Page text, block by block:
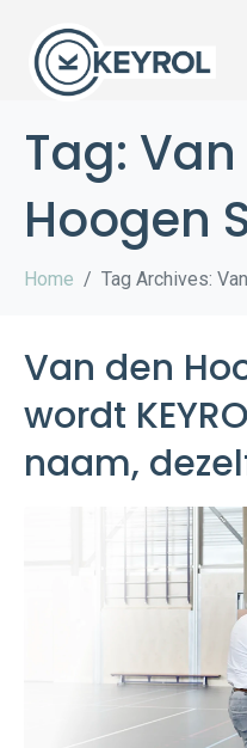
Tag:
Hoogen
Home Tag Archives:
Van den
wordt
naam,